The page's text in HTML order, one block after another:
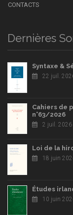
CONTACTS
Dernières
Syntaxe &
22 juil.
Cahiers de
n°63/2026
2 juil. 2026
Loi de la
18 juin
Études
10 juin